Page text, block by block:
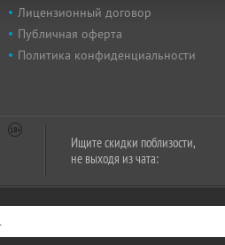
Лицензионный договор
Публичная оферта
Политика конфиденциальности
Ищите скидки поблизости,
не выходя из чата: